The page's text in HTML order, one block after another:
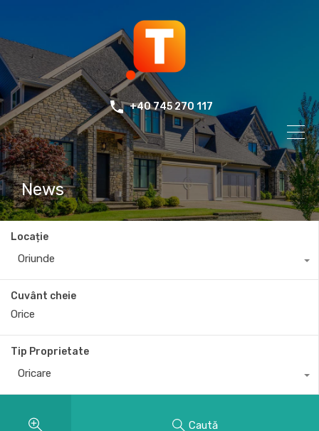
+40 745 270 117
News
Locație
Oriunde
Cuvânt cheie
Tip Proprietate
Oricare
Caută